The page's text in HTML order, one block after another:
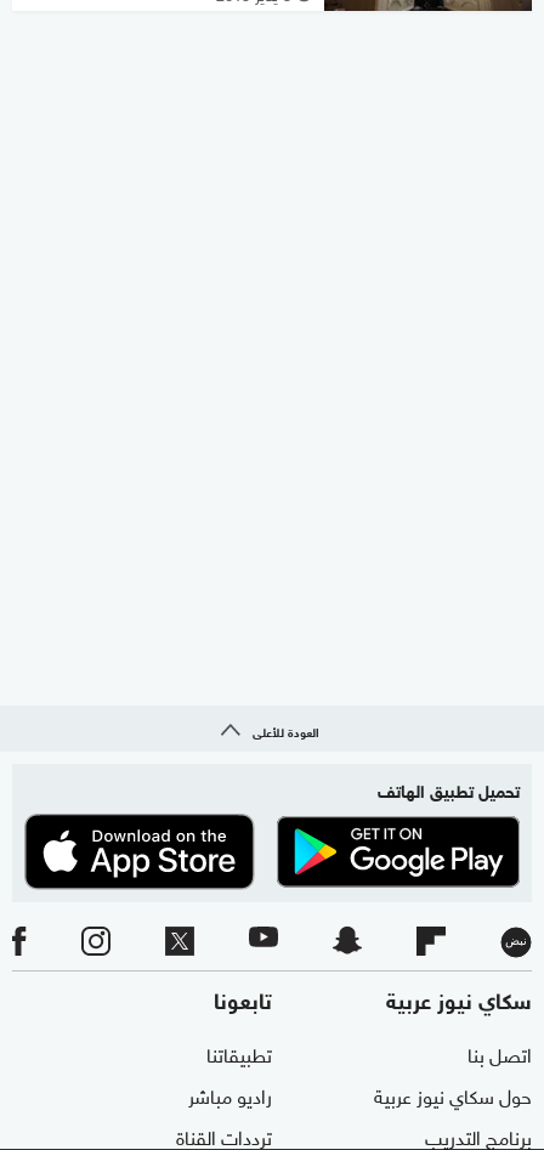
العودة للأعلى
تحميل تطبيق الهاتف
سكاي نيوز عربية
اتصل بنا
حول سكاي نيوز عربية
برنامج التدريب
تابعونا
تطبيقاتنا
راديو مباشر
ترددات القناة